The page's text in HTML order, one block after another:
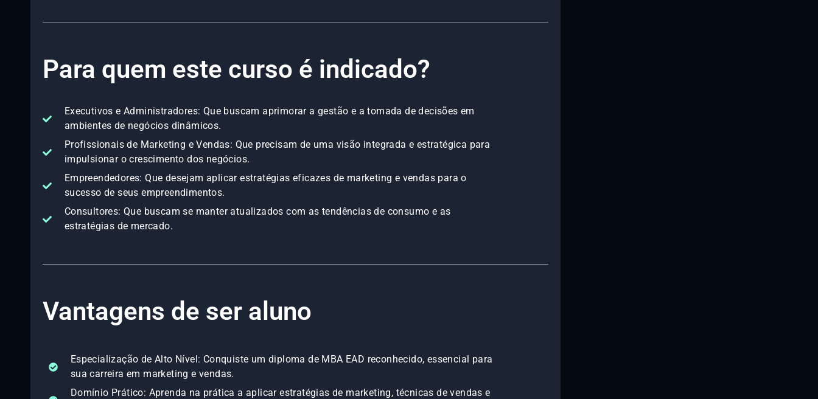
Para quem este curso é indicado?
Executivos e Administradores: Que buscam aprimorar a gestão e a tomada de decisões em
ambientes de negócios dinâmicos.
Profissionais de Marketing e Vendas: Que precisam de uma visão integrada e estratégica para
impulsionar o crescimento dos negócios.
Empreendedores: Que desejam aplicar estratégias eficazes de marketing e vendas para o
sucesso de seus empreendimentos.
Consultores: Que buscam se manter atualizados com as tendências de consumo e as
estratégias de mercado.
Vantagens de ser aluno
Especialização de Alto Nível: Conquiste um diploma de MBA EAD reconhecido, essencial para
sua carreira em marketing e vendas.
Domínio Prático: Aprenda na prática a aplicar estratégias de marketing, técnicas de vendas e